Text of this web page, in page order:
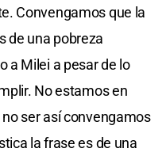
Convengamos que la
de una pobreza
a Milei a pesar de lo
No estamos en
ser así convengamos
la frase es de una